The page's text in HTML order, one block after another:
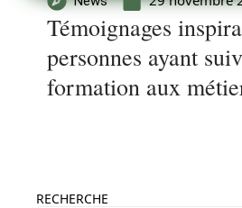
Témoignages
personnes ayant
formation aux
RECHERCHE